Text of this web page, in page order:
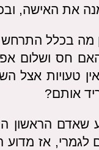
את האישה,
מה בכלל התרחש
חס ושלום
טעויות אצל
אותם?
שאדם הראשון
אז מדוע